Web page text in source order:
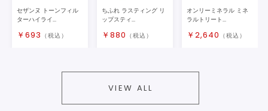
セザンヌ トーンフィル
ターハイライ...
￥ 693 （税込）
ちふれ ラスティング リ
ップスティ...
￥ 880 （税込）
オンリーミネラル ミネ
ラルトリート...
￥ 2,640 （税込）
VIEW ALL